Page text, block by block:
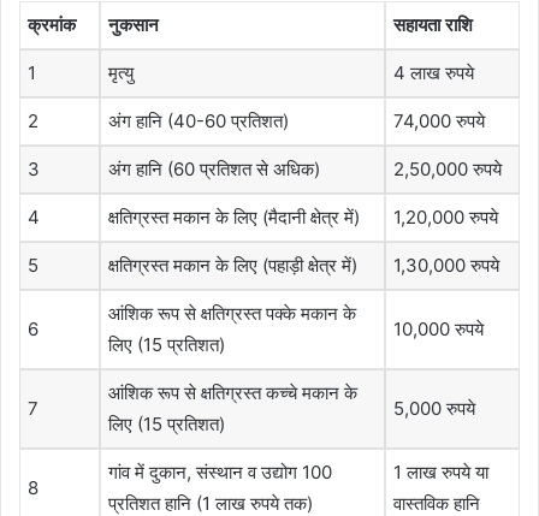
क्रमांक नुकसान सहायता राशि
1 मृत्यु 4 लाख रुपये
2 अंग हानि (40-60 प्रतिशत) 74,000 रुपये
3 अंग हानि (60 प्रतिशत से अधिक) 2,50,000 रुपये
4 क्षतिग्रस्त मकान के लिए (मैदानी क्षेत्र में) 1,20,000 रुपये
5 क्षतिग्रस्त मकान के लिए (पहाड़ी क्षेत्र में) 1,30,000 रुपये
6
आंशिक रूप से क्षतिग्रस्त पक्के मकान के
लिए (15 प्रतिशत)
10,000 रुपये
7
आंशिक रूप से क्षतिग्रस्त कच्चे मकान के
लिए (15 प्रतिशत)
5,000 रुपये
8
गांव में दुकान, संस्थान व उद्योग 100
प्रतिशत हानि (1 लाख रुपये तक)
1 लाख रुपये या
वास्तविक हानि